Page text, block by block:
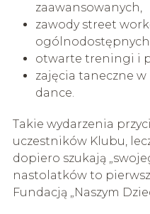
zaawansowanych,
zawody street
otwarte treningi i
zajęcia taneczne
dance.
Takie wydarzenia
uczestników Klubu,
dopiero szukają
nastolatków to
Fundacją „Naszym